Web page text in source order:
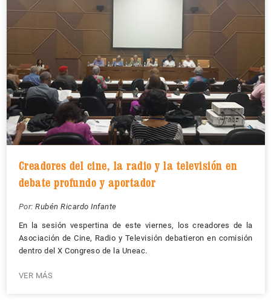
Creadores del cine, la radio y la televisión en
debate profundo y aportador
Por: Rubén Ricardo Infante
En la sesión vespertina de este viernes, los creadores de la
Asociación de Cine, Radio y Televisión debatieron en comisión
dentro del X Congreso de la Uneac.
VER MÁS